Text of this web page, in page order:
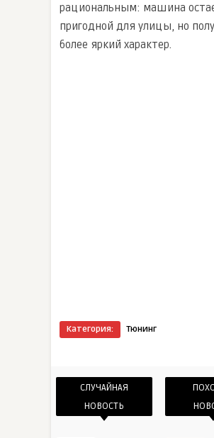
рациональным: машина
пригодной для улицы, но
более яркий характер.
Категория: Тюнинг
СЛУЧАЙНАЯ
НОВОСТЬ